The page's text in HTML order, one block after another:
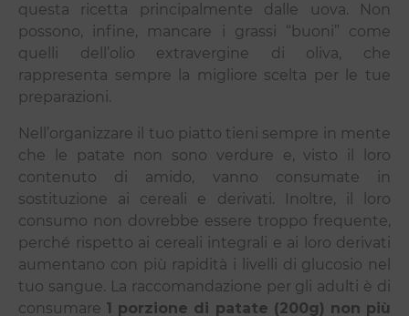
questa ricetta principalmente dalle uova. Non
possono, infine, mancare i grassi “buoni” come
quelli dell’olio extravergine di oliva, che
rappresenta sempre la migliore scelta per le tue
preparazioni.
Nell’organizzare il tuo piatto tieni sempre in mente
che le patate non sono verdure e, visto il loro
contenuto di amido, vanno consumate in
sostituzione ai cereali e derivati. Inoltre, il loro
consumo non dovrebbe essere troppo frequente,
perché rispetto ai cereali integrali e ai loro derivati
aumentano con più rapidità i livelli di glucosio nel
tuo sangue. La raccomandazione per gli adulti è di
consumare 1 porzione di patate (200g) non più